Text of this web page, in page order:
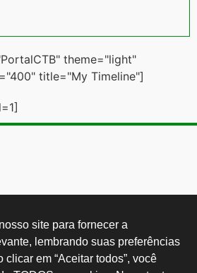
theme="light"
title="My Timeline"]
11 3874-0040
site para fornecer a
lembrando suas preferências
em “Aceitar todos”, você